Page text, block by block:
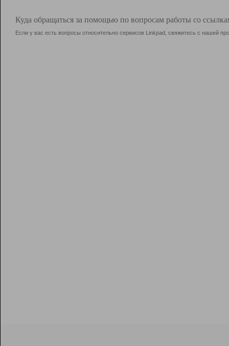
Куда обращаться за помощью по вопросам работы со
Если у вас есть вопросы относительно сервисов Linkpad, свяжитесь с нашей